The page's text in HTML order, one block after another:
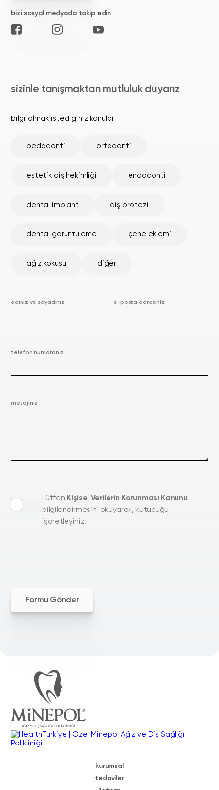
bizi sosyal medyada takip edin
sizinle tanışmaktan mutluluk duyarız
bilgi almak istediğiniz konular
pedodonti ortodonti
estetik diş hekimliği endodonti
dental implant diş protezi
dental görüntüleme çene eklemi
ağız kokusu diğer
adınız ve soyadınız e-posta adresiniz
telefon numaranız
mesajınız
Lütfen Kişisel Verilerin Korunması Kanunu
bilgilendirmesini okuyarak, kutucuğu
işaretleyiniz.
Formu Gönder
kurumsal
tedaviler